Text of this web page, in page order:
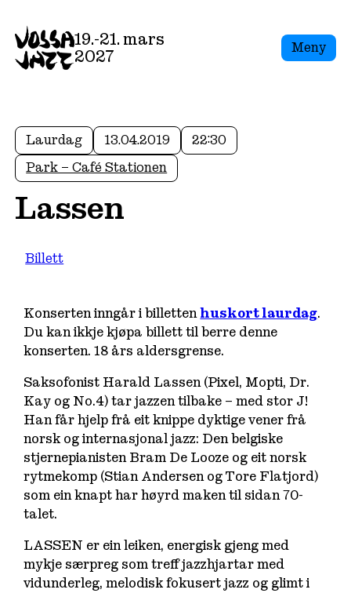
19.-21. mars
2027
Meny
Laurdag 13.04.2019
22:30
Park – Café Stationen
Lassen
Billett
Konserten inngår i billettenhuskort laurdag.
Du kan ikkje kjøpa billett til berre denne
konserten. 18 års aldersgrense.
Saksofonist Harald Lassen (Pixel, Mopti, Dr.
Kay og No.4) tar jazzen tilbake – med stor J!
Han får hjelp frå eit knippe dyktige vener frå
norsk og internasjonal jazz: Den belgiske
stjernepianisten Bram De Looze og eit norsk
rytmekomp (Stian Andersen og Tore Flatjord)
som ein knapt har høyrd maken til sidan 70-
talet.
LASSEN er ein leiken, energisk gjeng med
mykje særpreg som treff jazzhjartar med
vidunderleg, melodisk fokusert jazz og glimt i